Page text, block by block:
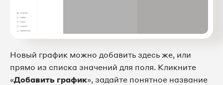
Новый график можно добавить здесь же, или
прямо из списка значений для поля. Кликните
«Добавить график», задайте понятное название